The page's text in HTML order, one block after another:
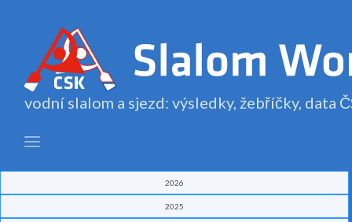
vodní slalom a sjezd: výsledky, žebříčky, data
2026
2025